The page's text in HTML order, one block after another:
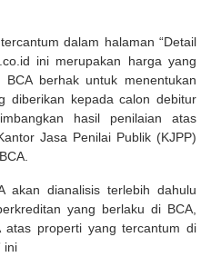
dalam halaman “Detail
ini merupakan harga yang
berhak untuk menentukan
diberikan kepada calon debitur
hasil penilaian atas
Jasa Penilai Publik (KJPP)
akan dianalisis terlebih dahulu
yang berlaku di BCA,
atas properti yang tercantum di
ini